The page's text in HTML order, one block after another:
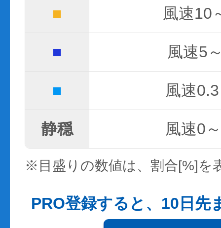
■ 風速10
■ 風速5
■ 風速
静穏 風速0
※目盛りの数値は、割合[%]を
PRO登録すると、10日先